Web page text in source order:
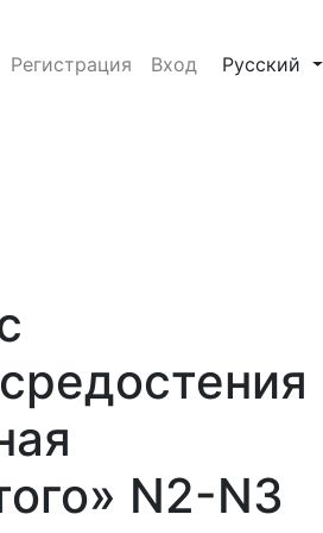
Регистрация Вход Русский
N2-N3